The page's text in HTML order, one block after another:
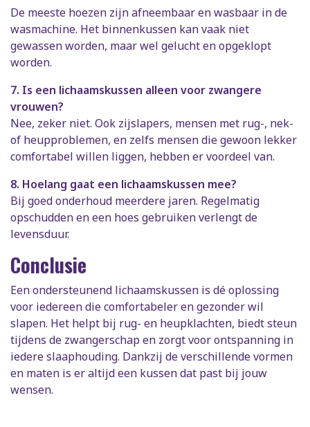
De meeste hoezen zijn afneembaar en wasbaar in de
wasmachine. Het binnenkussen kan vaak niet
gewassen worden, maar wel gelucht en opgeklopt
worden.
7. Is een lichaamskussen alleen voor zwangere
vrouwen?
Nee, zeker niet. Ook zijslapers, mensen met rug-, nek-
of heupproblemen, en zelfs mensen die gewoon lekker
comfortabel willen liggen, hebben er voordeel van.
8. Hoelang gaat een lichaamskussen mee?
Bij goed onderhoud meerdere jaren. Regelmatig
opschudden en een hoes gebruiken verlengt de
levensduur.
Conclusie
Een ondersteunend lichaamskussen is dé oplossing
voor iedereen die comfortabeler en gezonder wil
slapen. Het helpt bij rug- en heupklachten, biedt steun
tijdens de zwangerschap en zorgt voor ontspanning in
iedere slaaphouding. Dankzij de verschillende vormen
en maten is er altijd een kussen dat past bij jouw
wensen.